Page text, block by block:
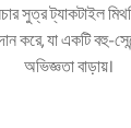
সুত্র ট্যাকটাইল
করে, যা একটি বহু-
অভিজ্ঞতা বাড়ায়।